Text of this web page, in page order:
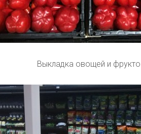
Выкладка овощей и